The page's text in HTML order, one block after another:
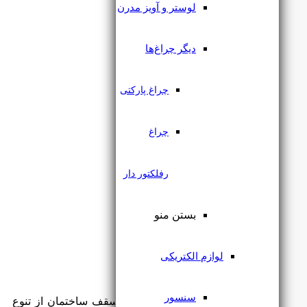
لوستر و آویز مدرن
دیگر چراغ‌ها
چراغ پارکتی
چراغ
رفلکتور دار
بستن منو
لوازم الکتریکی
سنسور
انواع لوستر جدید مدرن قابل نصب در سقف ساختمان از تنوع